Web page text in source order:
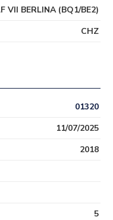
VII BERLINA (BQ1/BE2)
CHZ
01320
11/07/2025
2018
5